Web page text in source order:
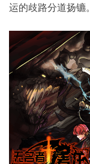
运的歧路分道扬镳。